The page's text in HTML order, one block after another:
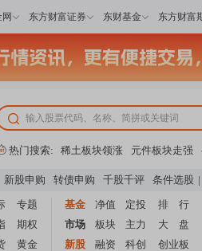
东方财富证券 东财基金 东方财富
热门搜索: 稀土板块领涨 元件板块走强
上市公司限售股解禁一览
昨
新股申购 转债申购 千股千评 条件选股 |
专题
期权
黄金
基金 净值 定投
排 行
市场
板块 主力
大 盘
新股
融资 科创 创业板